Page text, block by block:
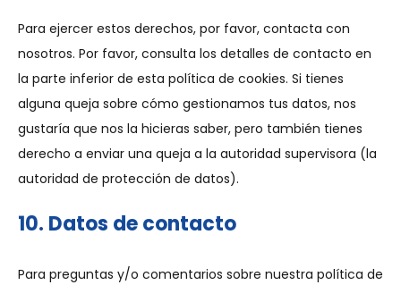
Para ejercer estos derechos, por favor, contacta con
nosotros. Por favor, consulta los detalles de contacto en
la parte inferior de esta política de cookies. Si tienes
alguna queja sobre cómo gestionamos tus datos, nos
gustaría que nos la hicieras saber, pero también tienes
derecho a enviar una queja a la autoridad supervisora (la
autoridad de protección de datos).
10. Datos de contacto
Para preguntas y/o comentarios sobre nuestra política de